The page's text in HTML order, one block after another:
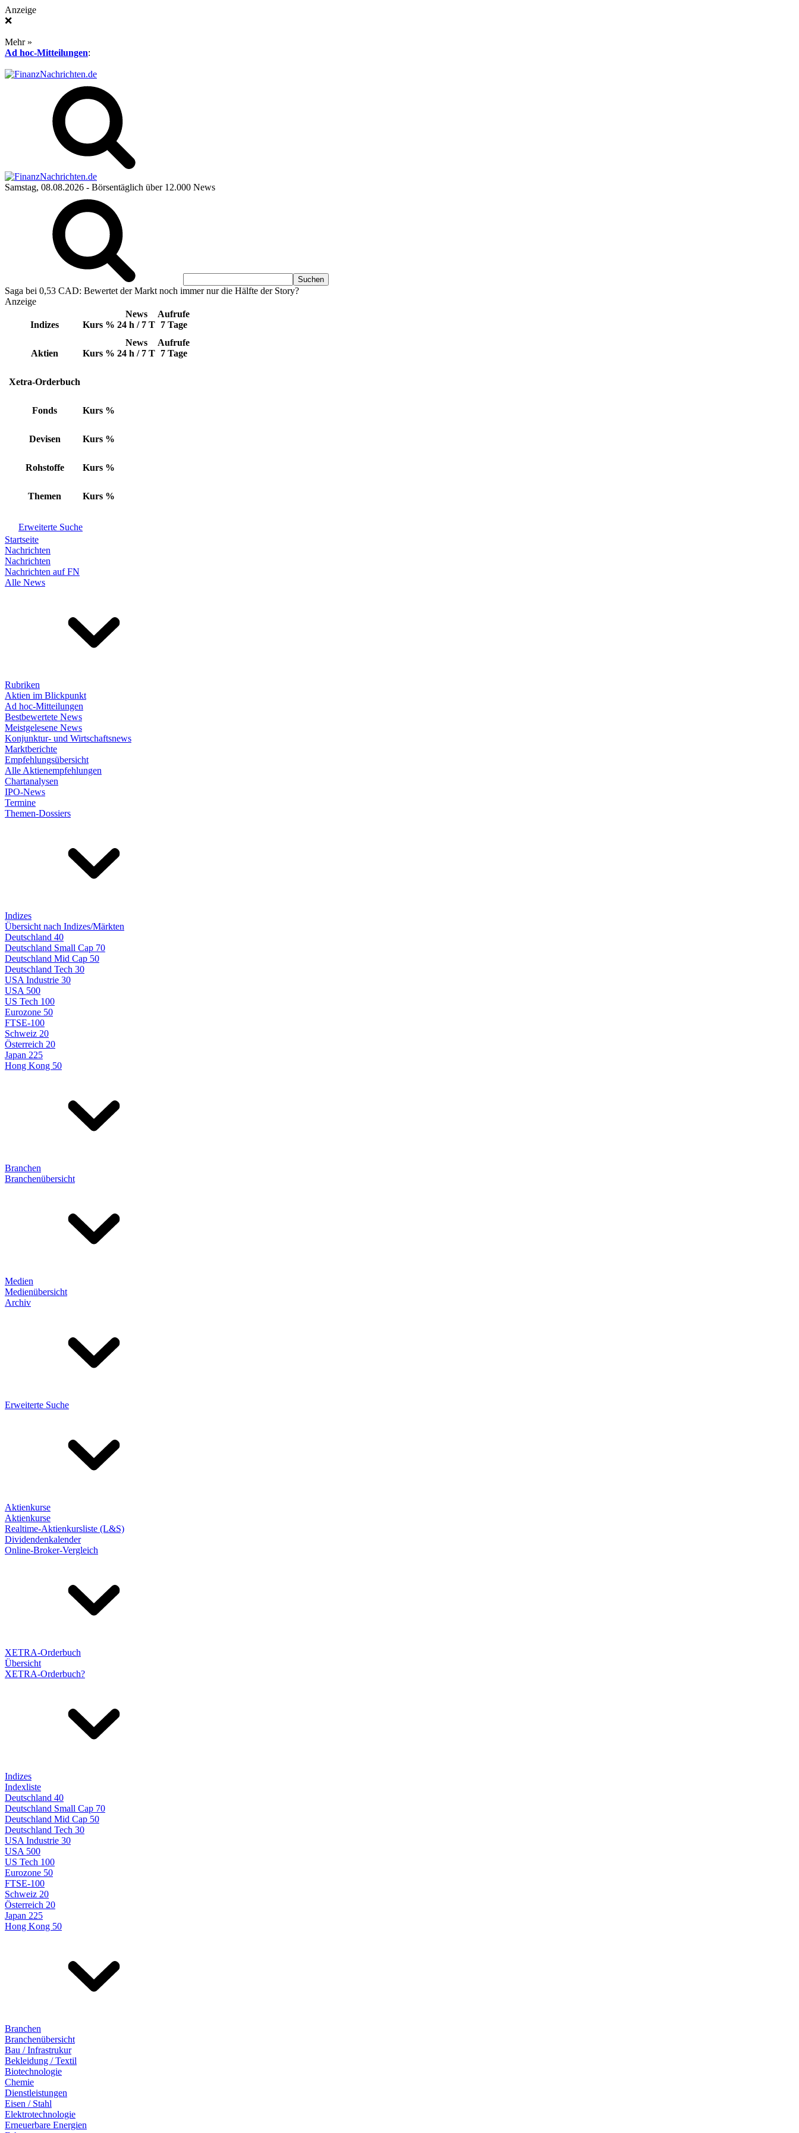
Anzeige
❌
Mehr »
Ad hoc-Mitteilungen:
Samstag, 08.08.2026 - Börsentäglich über 12.000 News
Saga bei 0,53 CAD: Bewertet der Markt noch immer nur die Hälfte der Story?
Anzeige
Indizes Kurs %
News
24 h / 7 T
Aufrufe
7 Tage
Aktien Kurs %
News
24 h / 7 T
Aufrufe
7 Tage
Xetra-Orderbuch
Fonds Kurs %
Devisen Kurs %
Rohstoffe Kurs %
Themen Kurs %
Erweiterte Suche
Startseite
Nachrichten
Nachrichten
Nachrichten auf FN
Alle News
Rubriken
Aktien im Blickpunkt
Ad hoc-Mitteilungen
Bestbewertete News
Meistgelesene News
Konjunktur- und Wirtschaftsnews
Marktberichte
Empfehlungsübersicht
Alle Aktienempfehlungen
Chartanalysen
IPO-News
Termine
Themen-Dossiers
Indizes
Übersicht nach Indizes/Märkten
Deutschland 40
Deutschland Small Cap 70
Deutschland Mid Cap 50
Deutschland Tech 30
USA Industrie 30
USA 500
US Tech 100
Eurozone 50
FTSE-100
Schweiz 20
Österreich 20
Japan 225
Hong Kong 50
Branchen
Branchenübersicht
Medien
Medienübersicht
Archiv
Erweiterte Suche
Aktienkurse
Aktienkurse
Realtime-Aktienkursliste (L&S)
Dividendenkalender
Online-Broker-Vergleich
XETRA-Orderbuch
Übersicht
XETRA-Orderbuch?
Indizes
Indexliste
Deutschland 40
Deutschland Small Cap 70
Deutschland Mid Cap 50
Deutschland Tech 30
USA Industrie 30
USA 500
US Tech 100
Eurozone 50
FTSE-100
Schweiz 20
Österreich 20
Japan 225
Hong Kong 50
Branchen
Branchenübersicht
Bau / Infrastrukur
Bekleidung / Textil
Biotechnologie
Chemie
Dienstleistungen
Eisen / Stahl
Elektrotechnologie
Erneuerbare Energien